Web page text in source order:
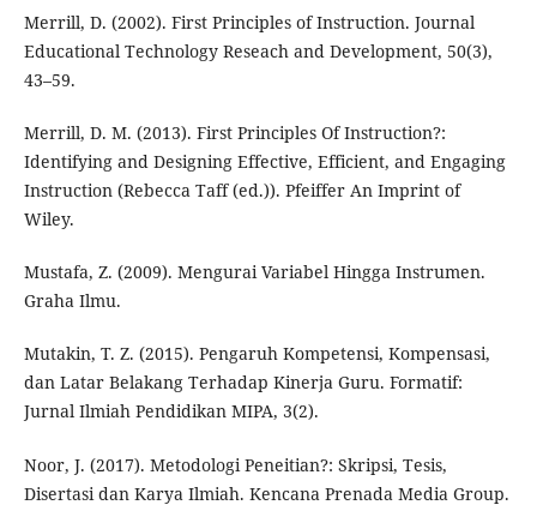
Merrill, D. (2002). First Principles of Instruction. Journal
Educational Technology Reseach and Development, 50(3),
43–59.
Merrill, D. M. (2013). First Principles Of Instruction?:
Identifying and Designing Effective, Efficient, and Engaging
Instruction (Rebecca Taff (ed.)). Pfeiffer An Imprint of
Wiley.
Mustafa, Z. (2009). Mengurai Variabel Hingga Instrumen.
Graha Ilmu.
Mutakin, T. Z. (2015). Pengaruh Kompetensi, Kompensasi,
dan Latar Belakang Terhadap Kinerja Guru. Formatif:
Jurnal Ilmiah Pendidikan MIPA, 3(2).
Noor, J. (2017). Metodologi Peneitian?: Skripsi, Tesis,
Disertasi dan Karya Ilmiah. Kencana Prenada Media Group.